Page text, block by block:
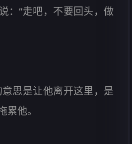
：“走吧，不要回头，做
思是让他离开这里，是
累他。